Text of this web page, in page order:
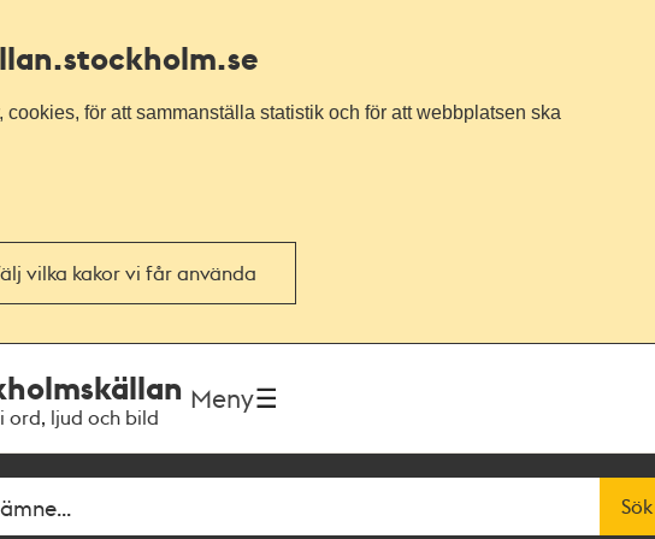
.stockholm.se
för att sammanställa statistik och för att webbplatsen ska
vilka kakor vi får använda
ord, ljud och bild
Meny
Sök